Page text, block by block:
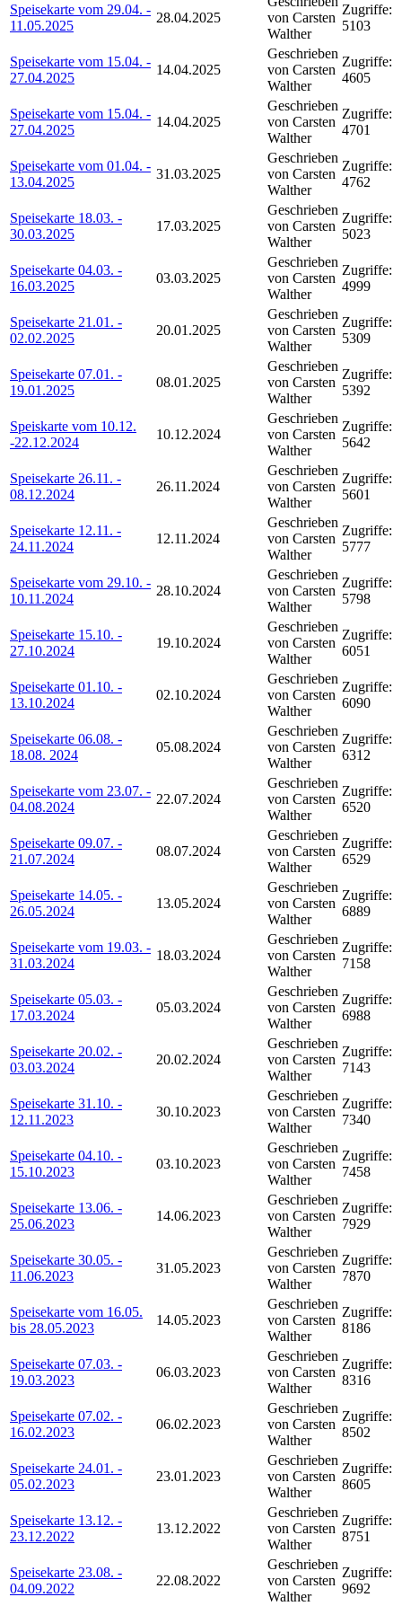
Speisekarte vom 29.04. -
11.05.2025
28.04.2025
von Carsten
Walther
Zugriffe:
5103
Speisekarte vom 15.04. -
27.04.2025
14.04.2025
Geschrieben
von Carsten
Walther
Zugriffe:
4605
Speisekarte vom 15.04. -
27.04.2025
14.04.2025
Geschrieben
von Carsten
Walther
Zugriffe:
4701
Speisekarte vom 01.04. -
13.04.2025
31.03.2025
Geschrieben
von Carsten
Walther
Zugriffe:
4762
Speisekarte 18.03. -
30.03.2025
17.03.2025
Geschrieben
von Carsten
Walther
Zugriffe:
5023
Speisekarte 04.03. -
16.03.2025
03.03.2025
Geschrieben
von Carsten
Walther
Zugriffe:
4999
Speisekarte 21.01. -
02.02.2025
20.01.2025
Geschrieben
von Carsten
Walther
Zugriffe:
5309
Speisekarte 07.01. -
19.01.2025
08.01.2025
Geschrieben
von Carsten
Walther
Zugriffe:
5392
Speiskarte vom 10.12.
-22.12.2024
10.12.2024
Geschrieben
von Carsten
Walther
Zugriffe:
5642
Speisekarte 26.11. -
08.12.2024
26.11.2024
Geschrieben
von Carsten
Walther
Zugriffe:
5601
Speisekarte 12.11. -
24.11.2024
12.11.2024
Geschrieben
von Carsten
Walther
Zugriffe:
5777
Speisekarte vom 29.10. -
10.11.2024
28.10.2024
Geschrieben
von Carsten
Walther
Zugriffe:
5798
Speisekarte 15.10. -
27.10.2024
19.10.2024
Geschrieben
von Carsten
Walther
Zugriffe:
6051
Speisekarte 01.10. -
13.10.2024
02.10.2024
Geschrieben
von Carsten
Walther
Zugriffe:
6090
Speisekarte 06.08. -
18.08. 2024
05.08.2024
Geschrieben
von Carsten
Walther
Zugriffe:
6312
Speisekarte vom 23.07. -
04.08.2024
22.07.2024
Geschrieben
von Carsten
Walther
Zugriffe:
6520
Speisekarte 09.07. -
21.07.2024
08.07.2024
Geschrieben
von Carsten
Walther
Zugriffe:
6529
Speisekarte 14.05. -
26.05.2024
13.05.2024
Geschrieben
von Carsten
Walther
Zugriffe:
6889
Speisekarte vom 19.03. -
31.03.2024
18.03.2024
Geschrieben
von Carsten
Walther
Zugriffe:
7158
Speisekarte 05.03. -
17.03.2024
05.03.2024
Geschrieben
von Carsten
Walther
Zugriffe:
6988
Speisekarte 20.02. -
03.03.2024
20.02.2024
Geschrieben
von Carsten
Walther
Zugriffe:
7143
Speisekarte 31.10. -
12.11.2023
30.10.2023
Geschrieben
von Carsten
Walther
Zugriffe:
7340
Speisekarte 04.10. -
15.10.2023
03.10.2023
Geschrieben
von Carsten
Walther
Zugriffe:
7458
Speisekarte 13.06. -
25.06.2023
14.06.2023
Geschrieben
von Carsten
Walther
Zugriffe:
7929
Speisekarte 30.05. -
11.06.2023
31.05.2023
Geschrieben
von Carsten
Walther
Zugriffe:
7870
Speisekarte vom 16.05.
bis 28.05.2023
14.05.2023
Geschrieben
von Carsten
Walther
Zugriffe:
8186
Speisekarte 07.03. -
19.03.2023
06.03.2023
Geschrieben
von Carsten
Walther
Zugriffe:
8316
Speisekarte 07.02. -
16.02.2023
06.02.2023
Geschrieben
von Carsten
Walther
Zugriffe:
8502
Speisekarte 24.01. -
05.02.2023
23.01.2023
Geschrieben
von Carsten
Walther
Zugriffe:
8605
Speisekarte 13.12. -
23.12.2022
13.12.2022
Geschrieben
von Carsten
Walther
Zugriffe:
8751
Speisekarte 23.08. -
04.09.2022
22.08.2022
Geschrieben
von Carsten
Walther
Zugriffe:
9692